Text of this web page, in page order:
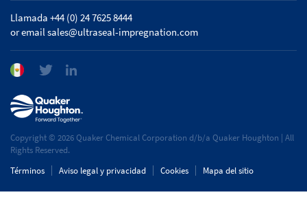
Llamada +44 (0) 24 7625 8444
or emailsales@ultraseal-impregnation.com
Copyright © 2026 Quaker Chemical Corporation d/b/a Quaker Houghton | All
Rights Reserved.
Términos
Aviso legal y privacidad Cookies Mapa del sitio